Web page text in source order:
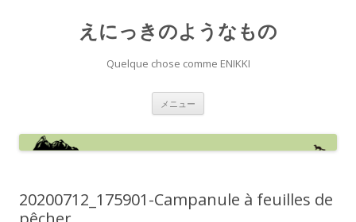
えにっきのようなもの
Quelque chose comme ENIKKI
メニュー
ン
へ
プ
20200712_175901-Campanule à feuilles de